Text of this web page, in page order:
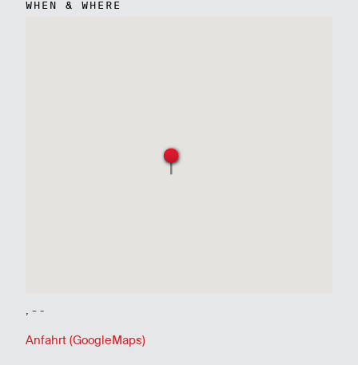
WHEN & WHERE
, - -
Anfahrt (GoogleMaps)